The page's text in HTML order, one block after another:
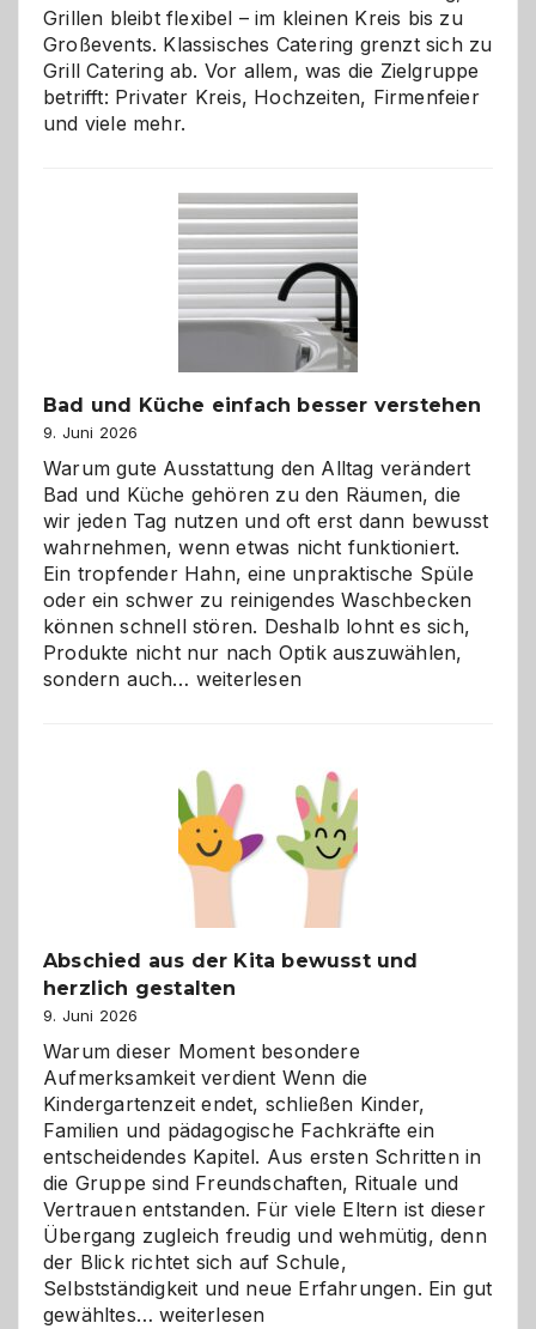
Grillen bleibt flexibel – im kleinen Kreis bis zu
Großevents. Klassisches Catering grenzt sich zu
Grill Catering ab. Vor allem, was die Zielgruppe
betrifft: Privater Kreis, Hochzeiten, Firmenfeier
und viele mehr.
Bad und Küche einfach besser verstehen
9. Juni 2026
Warum gute Ausstattung den Alltag verändert
Bad und Küche gehören zu den Räumen, die
wir jeden Tag nutzen und oft erst dann bewusst
wahrnehmen, wenn etwas nicht funktioniert.
Ein tropfender Hahn, eine unpraktische Spüle
oder ein schwer zu reinigendes Waschbecken
können schnell stören. Deshalb lohnt es sich,
Produkte nicht nur nach Optik auszuwählen,
sondern auch… Bad
besser
verstehen
weiterlesen
Abschied aus der Kita bewusst und
herzlich gestalten
9. Juni 2026
Warum dieser Moment besondere
Aufmerksamkeit verdient Wenn die
Kindergartenzeit endet, schließen Kinder,
Familien und pädagogische Fachkräfte ein
entscheidendes Kapitel. Aus ersten Schritten in
die Gruppe sind Freundschaften, Rituale und
Vertrauen entstanden. Für viele Eltern ist dieser
Übergang zugleich freudig und wehmütig, denn
der Blick richtet sich auf Schule,
Selbstständigkeit und neue Erfahrungen. Ein gut
gewähltes…Abschied
weiterlesen